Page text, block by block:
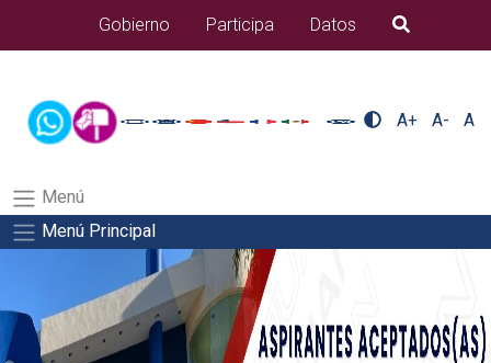
docentes/pdfSalida del comando:
Gobierno Participa Datos B�squeda
A+ A- A
Menú
Menú Principal